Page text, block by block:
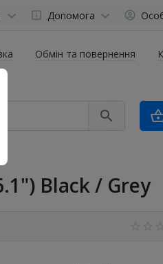
Допомога
Обмін та повернення
Black / Grey